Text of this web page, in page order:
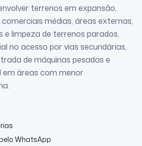
terrenos em expansão,
médias, áreas externas,
e limpeza de terrenos parados,
no acesso por vias secundárias,
de máquinas pesadas e
áreas com menor
WhatsApp